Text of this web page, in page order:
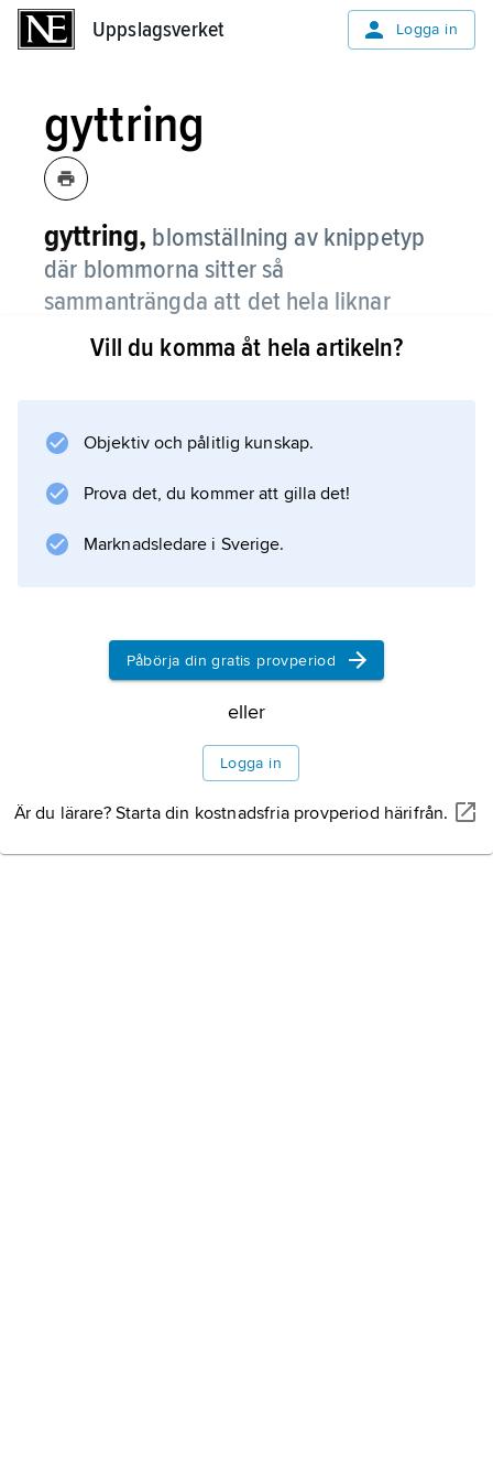
Uppslagsverket Logga in
gyttring
gyttring, blomställning av knippetyp
där blommorna sitter så
sammanträngda att det hela liknar
blomställningen huvud.
och vissa arter tåg. Ofta används gyttring
blommorna sitter tätt tillsammans, som hos
måror, snärjor och vissa flockblomstriga
växter, t.ex. martorn och sårläka.
Information om artikeln
Vill du komma åt hela artikeln?
Objektiv och pålitlig kunskap.
Prova det, du kommer att gilla det!
Marknadsledare i Sverige.
Påbörja din gratis provperiod
eller
Logga in
Är du lärare? Starta din kostnadsfria provperiod härifrån.